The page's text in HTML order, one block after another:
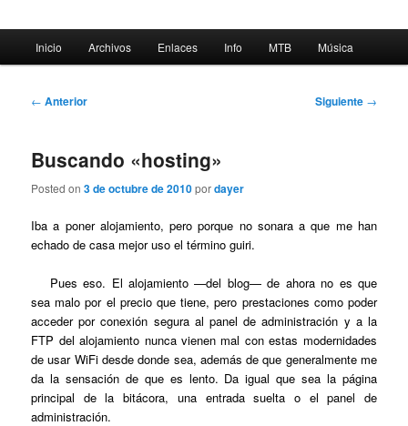
principal
Inicio Archivos Enlaces Info MTB Música
Navegación
← Anterior Siguiente →
Buscando «hosting»
Posted on3 de octubre de 2010pordayer
Iba a poner alojamiento, pero porque no sonara a que me han
echado de casa mejor uso el término guiri.
Pues eso. El alojamiento —del blog— de ahora no es que
sea malo por el precio que tiene, pero prestaciones como poder
acceder por conexión segura al panel de administración y a la
FTP del alojamiento nunca vienen mal con estas modernidades
de usar WiFi desde donde sea, además de que generalmente me
da la sensación de que es lento. Da igual que sea la página
principal de la bitácora, una entrada suelta o el panel de
administración.